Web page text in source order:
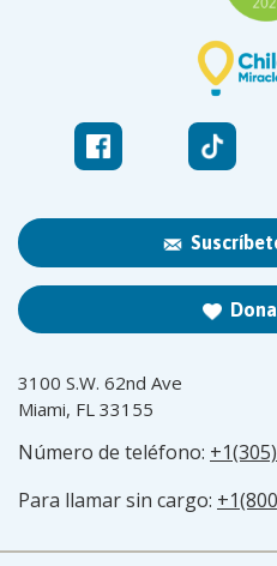
3100 S.W. 62nd Ave
Miami, FL 33155
Número de teléfono:
Para llamar sin cargo: